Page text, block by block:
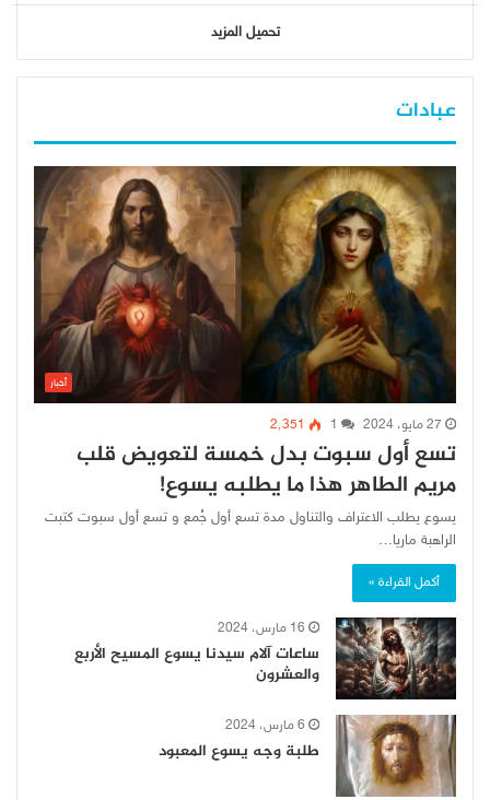
تحميل المزيد
عبادات
أخبار
27 مايو، 2024 1 2٬351
تسع أول سبوت بدل خمسة لتعويض قلب
مريم الطاهر هذا ما يطلبه يسوع!
يسوع يطلب الاعتراف والتناول مدة تسع أول جُمع و تسع أول سبوت كتبت
الراهبة ماريا…
أكمل القراءة »
16 مارس، 2024
ساعات آلام سيدنا يسوع المسيح الأربع
والعشرون
6 مارس، 2024
طلبة وجه يسوع المعبود